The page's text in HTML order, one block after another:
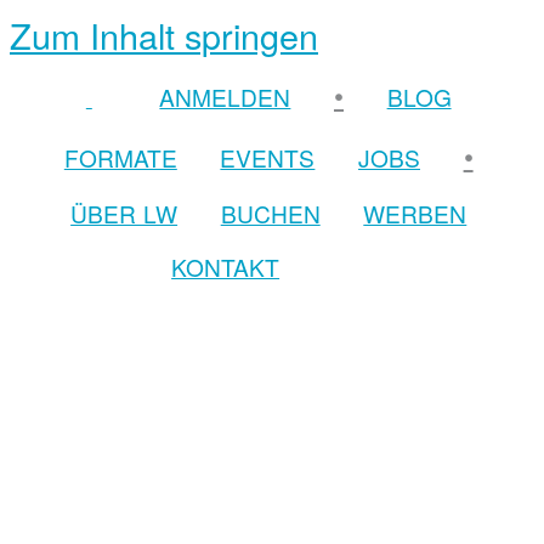
Zum Inhalt springen
ANMELDEN •
BLOG
FORMATE
EVENTS JOBS •
ÜBER LW BUCHEN
WERBEN
KONTAKT